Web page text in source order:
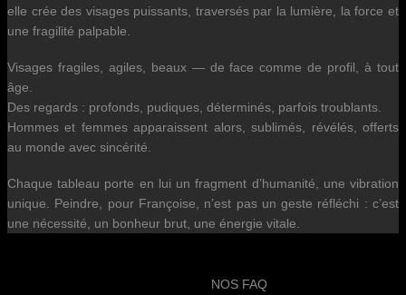
elle crée des visages puissants, traversés par la lumière, la force et
une fragilité palpable.
Visages fragiles, agiles, beaux — de face comme de profil, à tout
âge.
Des regards : profonds, pudiques, déterminés, parfois troublants.
Hommes et femmes apparaissent alors, sublimés, révélés, offerts
au monde avec sincérité.
Chaque tableau porte en lui un fragment d’humanité, une vibration
unique. Peindre, pour Françoise, n’est pas un geste réfléchi : c’est
une nécessité, un bonheur brut, une énergie vitale.
NOS FAQ